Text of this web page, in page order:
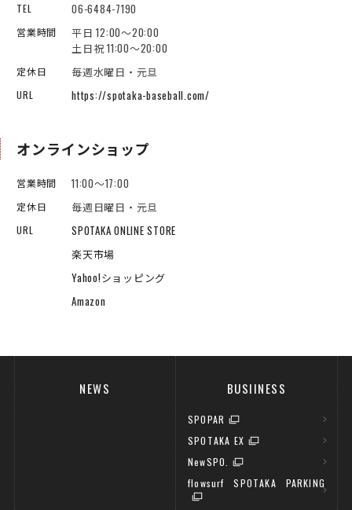
TEL 06-6484-7190
営業時間
平日 12:00～20:00
土日祝 11:00～20:00
定休日 毎週水曜日・元旦
URL https://spotaka-baseball.com/
オンラインショップ
営業時間 11:00～17:00
定休日 毎週日曜日・元旦
URL
SPOTAKA ONLINE STORE
楽天市場
Yahoo!ショッピング
Amazon
NEWS BUSIINESS
SPOPAR
SPOTAKA EX
NewSPO.
flowsurf SPOTAKA PARKING